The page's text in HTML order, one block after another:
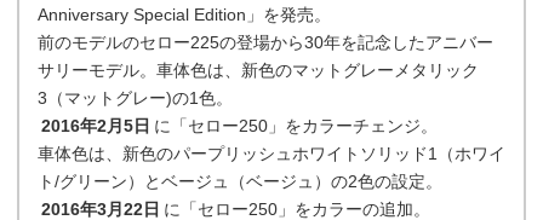
Anniversary Special Edition」を発売。
前のモデルのセロー225の登場から30年を記念したアニバー
サリーモデル。車体色は、新色のマットグレーメタリック
3（マットグレー)の1色。
2016年2月5日 に「セロー250」をカラーチェンジ。
車体色は、新色のパープリッシュホワイトソリッド1（ホワイ
ト/グリーン）とベージュ（ベージュ）の2色の設定。
2016年3月22日 に「セロー250」をカラーの追加。